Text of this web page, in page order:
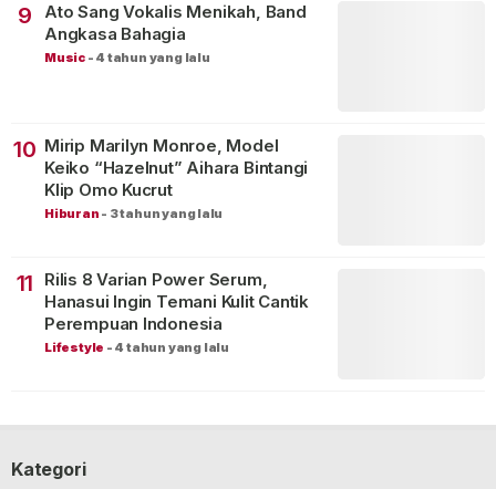
9
Ato Sang Vokalis Menikah, Band
Angkasa Bahagia
Music - 4 tahun yang lalu
10 Mirip Marilyn Monroe, Model
Keiko “Hazelnut” Aihara Bintangi
Klip Omo Kucrut
Hiburan - 3 tahun yang lalu
11
Rilis 8 Varian Power Serum,
Hanasui Ingin Temani Kulit Cantik
Perempuan Indonesia
Lifestyle - 4 tahun yang lalu
Kategori